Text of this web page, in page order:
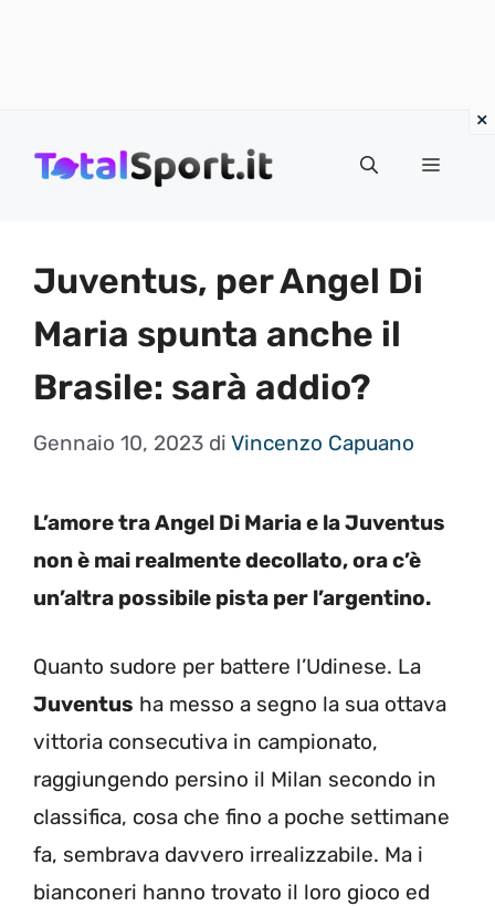
MENU
Juventus, per Angel Di
Maria spunta anche il
Brasile: sarà addio?
Gennaio 10, 2023 di Vincenzo Capuano
L’amore tra Angel Di Maria e la Juventus
non è mai realmente decollato, ora c’è
un’altra possibile pista per l’argentino.
Quanto sudore per battere l’Udinese. La
Juventus ha messo a segno la sua ottava
vittoria consecutiva in campionato,
raggiungendo persino il Milan secondo in
classifica, cosa che fino a poche settimane
fa, sembrava davvero irrealizzabile. Ma i
bianconeri hanno trovato il loro gioco ed